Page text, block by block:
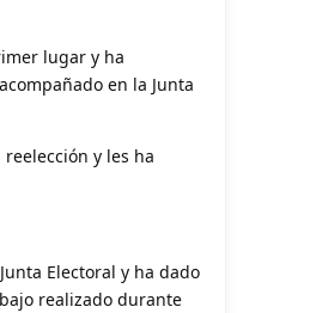
lugar y ha
en la Junta
y les ha
Electoral y ha dado
realizado durante